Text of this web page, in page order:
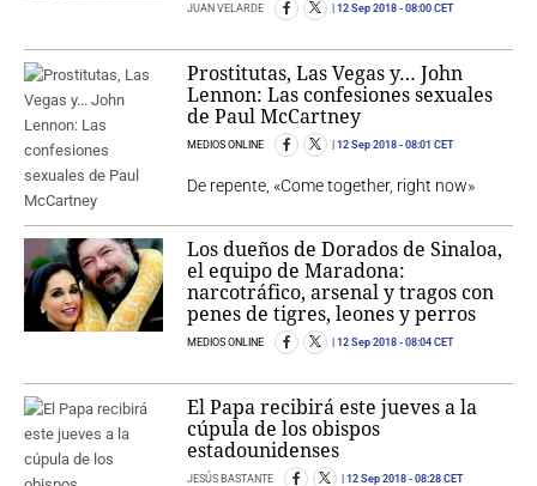
JUAN VELARDE 12 Sep 2018 - 08:00 CET
Prostitutas, Las Vegas y… John
Lennon: Las confesiones sexuales
de Paul McCartney
MEDIOS ONLINE 12 Sep 2018 - 08:01 CET
De repente, «Come together, right now»
Los dueños de Dorados de Sinaloa,
el equipo de Maradona:
narcotráfico, arsenal y tragos con
penes de tigres, leones y perros
MEDIOS ONLINE 12 Sep 2018 - 08:04 CET
El Papa recibirá este jueves a la
cúpula de los obispos
estadounidenses
JESÚS BASTANTE 12 Sep 2018 - 08:28 CET